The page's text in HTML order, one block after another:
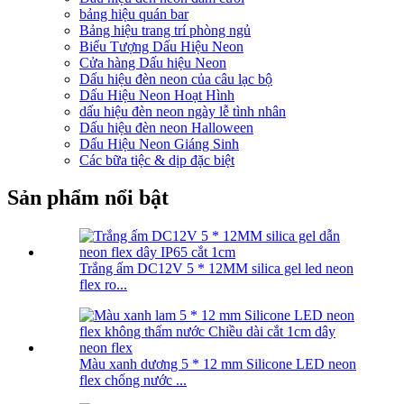
bảng hiệu quán bar
Bảng hiệu trang trí phòng ngủ
Biểu Tượng Dấu Hiệu Neon
Cửa hàng Dấu hiệu Neon
Dấu hiệu đèn neon của câu lạc bộ
Dấu Hiệu Neon Hoạt Hình
dấu hiệu đèn neon ngày lễ tình nhân
Dấu hiệu đèn neon Halloween
Dấu Hiệu Neon Giáng Sinh
Các bữa tiệc & dịp đặc biệt
Sản phẩm nổi bật
Trắng ấm DC12V 5 * 12MM silica gel led neon
flex ro...
Màu xanh dương 5 * 12 mm Silicone LED neon
flex chống nước ...